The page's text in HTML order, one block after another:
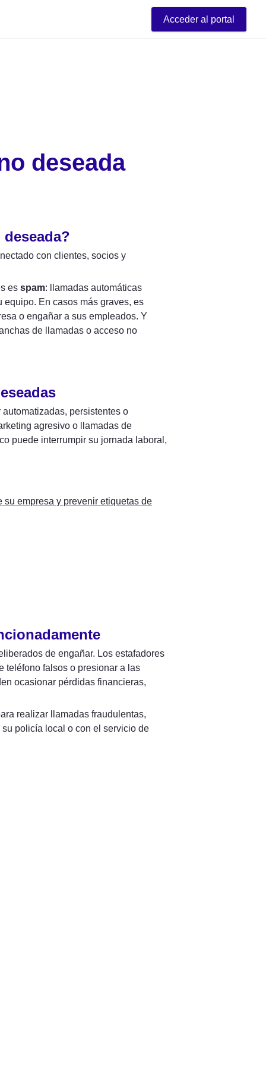
Acceder al portal
deseada
con clientes, socios y
es spam: llamadas automáticas
irrelevantes o llamadas de ventas agresivas que hacen perder tiempo a su equipo. En casos más graves, es
o engañar a sus empleados. Y
de llamadas o acceso no
persistentes o
agresivo o llamadas de
puede interrumpir su jornada laboral,
empresa y prevenir etiquetas de
de engañar. Los estafadores
teléfono falsos o presionar a las
ocasionar pérdidas financieras,
realizar llamadas fraudulentas,
policía local o con el servicio de